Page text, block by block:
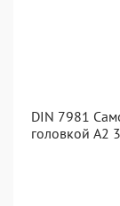
DIN 7981
головкой А2